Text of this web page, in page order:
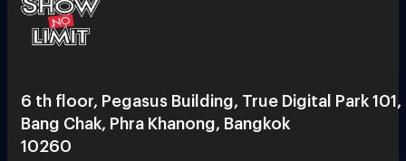
6 th floor, Pegasus Building, True Digital Park 101,
Bang Chak, Phra Khanong, Bangkok
10260